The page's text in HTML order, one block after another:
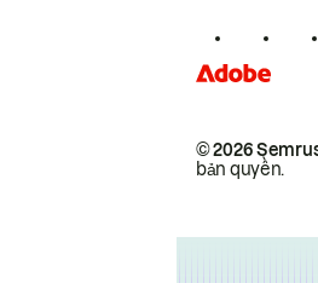
© 2026
bản quyền.